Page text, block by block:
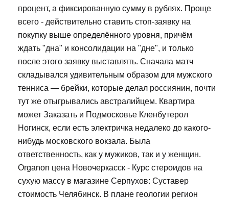
процент, а фиксированную сумму в рублях. Проще
всего - действительно ставить стоп-заявку на
покупку выше определённого уровня, причём
ждать "дна" и консолидации на "дне", и только
после этого заявку выставлять. Сначала матч
складывался удивительным образом для мужского
тенниса — брейки, которые делал россиянин, почти
тут же отыгрывались австралийцем. Квартира
может Заказать и Подмосковье Кленбутерол
Ногинск, если есть электричка недалеко до какого-
нибудь московского вокзала. Была
ответственность, как у мужиков, так и у женщин.
Organon цена Новочеркасск - Курс стероидов на
сухую массу в магазине Серпухов: Суставер
стоимость Челябинск. В плане геологии регион